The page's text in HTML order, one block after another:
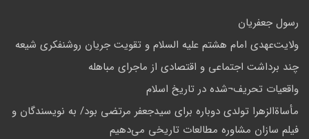
رسول جعفریان
ولايت‌عهدى امام هشتم عليه السلام و تقويت جريان روشنفكرى شيعه
چند برداشت اجتماعی و اقتصادی از ماجرای مباهله
واقعيات تحريف¬شده در تاريخ اسلام
مأساة‌الزهرا تولدی دوباره برای سیدجعفر مرتضی بود/ به نویسندگان و
فیلم سازان مشاوره مطالعات تاریخی می‌دهیم